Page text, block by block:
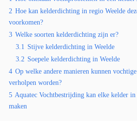
2 Hoe kan kelderdichting in regio Weelde
voorkomen?
3 Welke soorten kelderdichting zijn er?
3.1 Stijve kelderdichting in Weelde
3.2 Soepele kelderdichting in Weelde
4 Op welke andere manieren kunnen
verholpen worden?
5 Aquatec Vochtbestrijding kan elke kelder
maken